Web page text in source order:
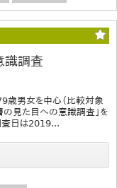
識調査
歳男女を中心（比較対象
の見た目への意識調査」を
査日は2019...